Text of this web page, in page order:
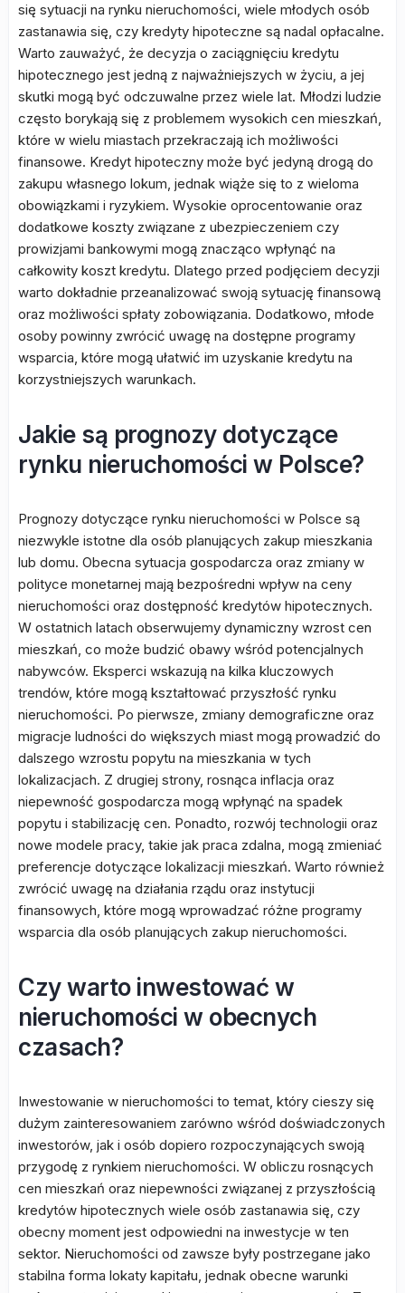
się sytuacji na rynku nieruchomości, wiele młodych osób
zastanawia się, czy kredyty hipoteczne są nadal opłacalne.
Warto zauważyć, że decyzja o zaciągnięciu kredytu
hipotecznego jest jedną z najważniejszych w życiu, a jej
skutki mogą być odczuwalne przez wiele lat. Młodzi ludzie
często borykają się z problemem wysokich cen mieszkań,
które w wielu miastach przekraczają ich możliwości
finansowe. Kredyt hipoteczny może być jedyną drogą do
zakupu własnego lokum, jednak wiąże się to z wieloma
obowiązkami i ryzykiem. Wysokie oprocentowanie oraz
dodatkowe koszty związane z ubezpieczeniem czy
prowizjami bankowymi mogą znacząco wpłynąć na
całkowity koszt kredytu. Dlatego przed podjęciem decyzji
warto dokładnie przeanalizować swoją sytuację finansową
oraz możliwości spłaty zobowiązania. Dodatkowo, młode
osoby powinny zwrócić uwagę na dostępne programy
wsparcia, które mogą ułatwić im uzyskanie kredytu na
korzystniejszych warunkach.
Jakie są prognozy dotyczące
rynku nieruchomości w Polsce?
Prognozy dotyczące rynku nieruchomości w Polsce są
niezwykle istotne dla osób planujących zakup mieszkania
lub domu. Obecna sytuacja gospodarcza oraz zmiany w
polityce monetarnej mają bezpośredni wpływ na ceny
nieruchomości oraz dostępność kredytów hipotecznych.
W ostatnich latach obserwujemy dynamiczny wzrost cen
mieszkań, co może budzić obawy wśród potencjalnych
nabywców. Eksperci wskazują na kilka kluczowych
trendów, które mogą kształtować przyszłość rynku
nieruchomości. Po pierwsze, zmiany demograficzne oraz
migracje ludności do większych miast mogą prowadzić do
dalszego wzrostu popytu na mieszkania w tych
lokalizacjach. Z drugiej strony, rosnąca inflacja oraz
niepewność gospodarcza mogą wpłynąć na spadek
popytu i stabilizację cen. Ponadto, rozwój technologii oraz
nowe modele pracy, takie jak praca zdalna, mogą zmieniać
preferencje dotyczące lokalizacji mieszkań. Warto również
zwrócić uwagę na działania rządu oraz instytucji
finansowych, które mogą wprowadzać różne programy
wsparcia dla osób planujących zakup nieruchomości.
Czy warto inwestować w
nieruchomości w obecnych
czasach?
Inwestowanie w nieruchomości to temat, który cieszy się
dużym zainteresowaniem zarówno wśród doświadczonych
inwestorów, jak i osób dopiero rozpoczynających swoją
przygodę z rynkiem nieruchomości. W obliczu rosnących
cen mieszkań oraz niepewności związanej z przyszłością
kredytów hipotecznych wiele osób zastanawia się, czy
obecny moment jest odpowiedni na inwestycje w ten
sektor. Nieruchomości od zawsze były postrzegane jako
stabilna forma lokaty kapitału, jednak obecne warunki